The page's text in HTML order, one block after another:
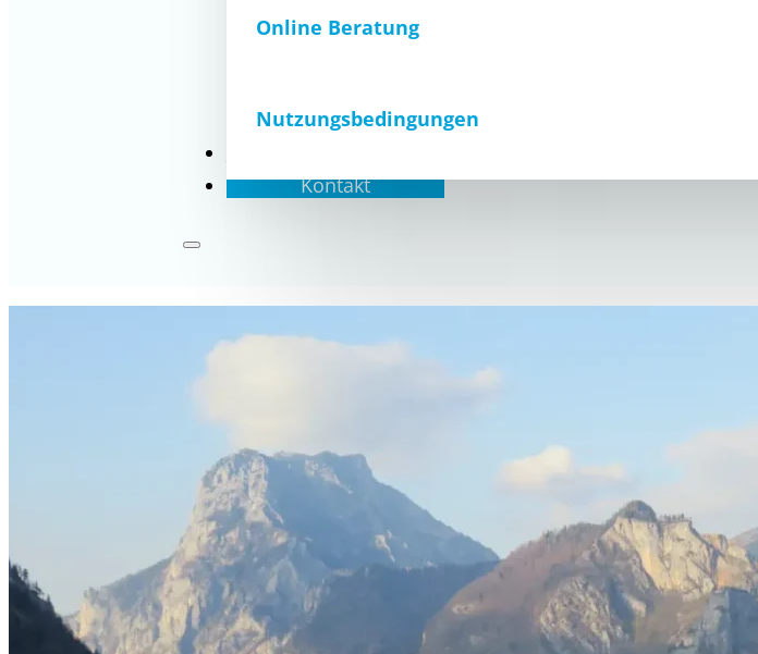
Online Beratung
Nutzungsbedingungen
Kontakt